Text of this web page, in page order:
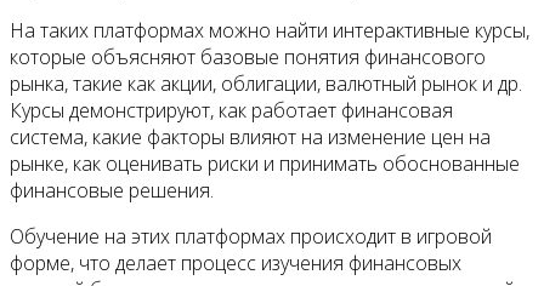
На таких платформах можно найти интерактивные курсы,
которые объясняют базовые понятия финансового
рынка, такие как акции, облигации, валютный рынок и др.
Курсы демонстрируют, как работает финансовая
система, какие факторы влияют на изменение цен на
рынке, как оценивать риски и принимать обоснованные
финансовые решения.
Обучение на этих платформах происходит в игровой
форме, что делает процесс изучения финансовых